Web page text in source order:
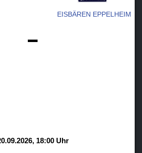
EISBÄREN EPPELHEIM
18:00 Uhr